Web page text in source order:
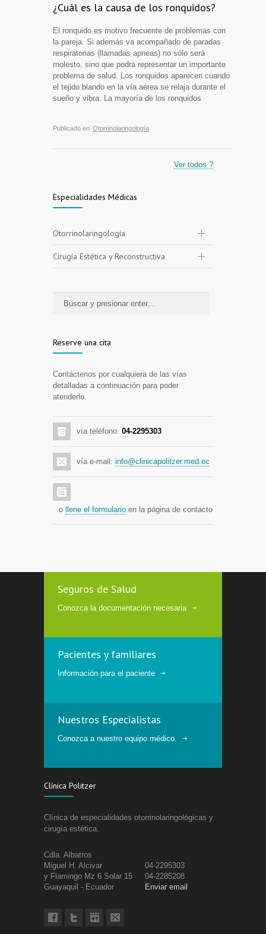
¿Cuál es la causa de los ronquidos?
El ronquido es motivo frecuente de problemas con
la pareja. Si además va acompañado de paradas
respiratorias (llamadas apneas) no sólo será
molesto, sino que podrá representar un importante
problema de salud. Los ronquidos aparecen cuando
el tejido blando en la vía aérea se relaja durante el
sueño y vibra. La mayoría de los ronquidos
Publicado en Otorrinolaringología
Ver todos ?
Especialidades Médicas
Otorrinolaringología
Cirugía Estética y Reconstructiva
Reserve una cita
Contáctenos por cualquiera de las vías
detalladas a continuación para poder
atenderlo.
vía teléfono: 04-2295303
vía e-mail: info@clinicapolitzer.med.ec
o llene el formulario en la página de contacto
Seguros de Salud
Conozca la documentación necesaria
Pacientes y familiares
Información para el paciente
Nuestros Especialistas
Conozca a nuestro equipo médico.
Clínica Politzer
Clínica de especialidades otorrinolaringológicas y
cirugía estética.
Cdla. Albatros
Miguel H. Alcivar
04-2295303
y Flamingo Mz 6 Solar 15
04-2285208
Guayaquil - Ecuador
Enviar email